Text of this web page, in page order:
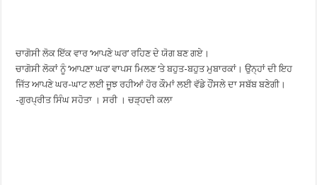
ਚਾਗੋਸੀ ਲੋਕ ਇੱਕ ਵਾਰ ‘ਆਪਣੇ ਘਰ’ ਰਹਿਣ ਦੇ ਯੋਗ ਬਣ ਗਏ।
ਚਾਗੋਸੀ ਲੋਕਾਂ ਨੂੰ ‘ਆਪਣਾ ਘਰ’ ਵਾਪਸ ਮਿਲਣ ‘ਤੇ ਬਹੁਤ-ਬਹੁਤ ਮੁਬਾਰਕਾਂ। ਉਨ੍ਹਾਂ ਦੀ ਇਹ
ਜਿੱਤ ਆਪਣੇ ਘਰ-ਘਾਟ ਲਈ ਜੂਝ ਰਹੀਆਂ ਹੋਰ ਕੌਮਾਂ ਲਈ ਵੱਡੇ ਹੌਂਸਲੇ ਦਾ ਸਬੱਬ ਬਣੇਗੀ।
-ਗੁਰਪ੍ਰੀਤ ਸਿੰਘ ਸਹੋਤਾ । ਸਰੀ । ਚੜ੍ਹਦੀ ਕਲਾ